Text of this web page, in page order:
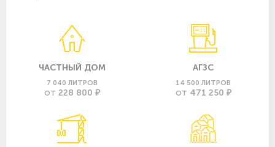
ЧАСТНЫЙ ДОМ
7 040 ЛИТРОВ
ОТ 228 800 ₽
АГЗС
14 500 ЛИТРОВ
ОТ 471 250 ₽